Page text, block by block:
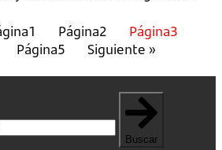
1 Página2 Página3
Página5 Siguiente »
Buscar